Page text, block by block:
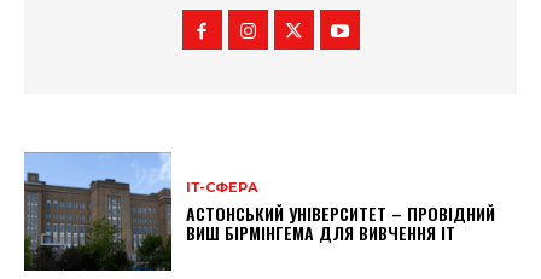
ІТ-СФЕРА
АСТОНСЬКИЙ УНІВЕРСИТЕТ – ПРОВІДНИЙ
ВИШ БІРМІНГЕМА ДЛЯ ВИВЧЕННЯ IT